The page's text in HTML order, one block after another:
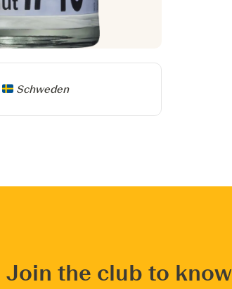
Schweden
Join the club to know